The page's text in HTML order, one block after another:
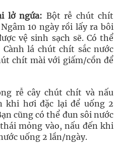
lở ngứa: Bột rễ chút chít
10 ngày rồi lấy ra bôi
vệ sinh sạch sẽ. Có thể
lá chút chít sắc nước
chít mài với giấm/cồn để
rễ cây chút chít và nấu
khi hơi đặc lại để uống 2
cũng có thể đun sôi nước
mỏng vào, nấu đến khi
uống 2 lần/ngày.